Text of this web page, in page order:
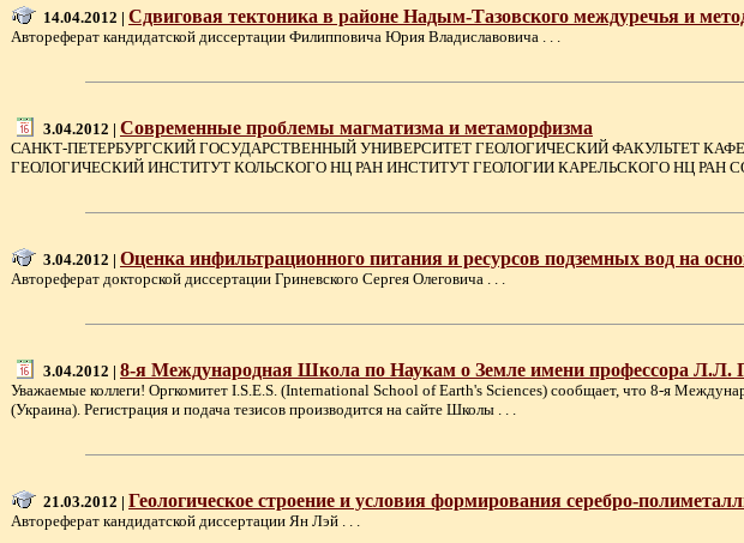
14.04.2012 | Сдвиговая тектоника в районе Надым-Тазовского междуречья и
Автореферат кандидатской диссертации Филипповича Юрия Владиславовича . . .
3.04.2012 | Современные проблемы магматизма и метаморфизма
САНКТ-ПЕТЕРБУРГСКИЙ ГОСУДАРСТВЕННЫЙ УНИВЕРСИТЕТ ГЕОЛОГИЧЕСКИЙ ФАКУЛЬТЕТ
ГЕОЛОГИЧЕСКИЙ ИНСТИТУТ КОЛЬСКОГО НЦ РАН ИНСТИТУТ ГЕОЛОГИИ КАРЕЛЬСКОГО НЦ
3.04.2012 | Оценка инфильтрационного питания и ресурсов подземных вод на
Автореферат докторской диссертации Гриневского Сергея Олеговича . . .
3.04.2012 | 8-я Международная Школа по Наукам о Земле имени профессора Л.Л.
Уважаемые коллеги! Оргкомитет I.S.E.S. (International School of Earth's Sciences) сообщает, что 8-я
(Украина). Регистрация и подача тезисов производится на сайте Школы . . .
21.03.2012 | Геологическое строение и условия формирования серебро-
Автореферат кандидатской диссертации Ян Лэй . . .